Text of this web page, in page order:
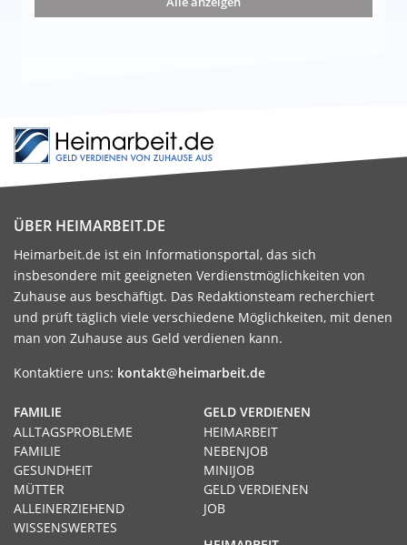
ÜBER HEIMARBEIT.DE
Heimarbeit.de ist ein Informationsportal, das sich
insbesondere mit geeigneten Verdienstmöglichkeiten von
Zuhause aus beschäftigt. Das Redaktionsteam recherchiert
und prüft täglich viele verschiedene Möglichkeiten, mit denen
man von Zuhause aus Geld verdienen kann.
Kontaktiere uns: kontakt@heimarbeit.de
GELD VERDIENEN
HEIMARBEIT
NEBENJOB
MINIJOB
GELD VERDIENEN
JOB
FAMILIE
ALLTAGSPROBLEME
FAMILIE
GESUNDHEIT
MÜTTER
ALLEINERZIEHEND
WISSENSWERTES